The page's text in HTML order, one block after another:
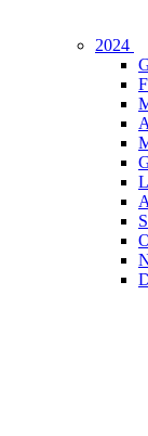
2024